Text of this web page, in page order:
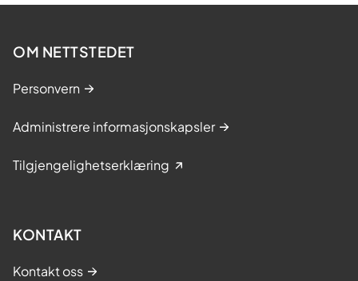
OM NETTSTEDET
Personvern
Administrere informasjonskapsler
Tilgjengelighetserklæring
KONTAKT
Kontakt oss